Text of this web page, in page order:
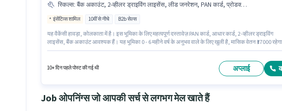
स्किल्स: बैंक अकाउंट, 2-व्हीलर ड्राइविंग लाइसेंस, लीड जनरेशन, PAN कार्ड, प्रोडक्ट डेमो, एरिया नॉलेज, आधार कार्ड
इंसेंटिव्स शामिल 10वीं से नीचे B2b सेल्स
यह वैकेंसी हावड़ा, कोलकाता में है। इस भूमिका के लिए महत्वपूर्ण दस्तावेज़ PAN कार्ड, आधार कार्ड, 2-व्हीलर ड्राइविंग
लाइसेंस, बैंक अकाउंट आवश्यक हैं। यह भूमिका 0 - 6 महीने वर्ष के अनुभव वाले के लिए खुली है, मासिक वेतन ₹37000
10+ दिन पहले पोस्ट की गई थी अप्लाई
Job ओपनिंग्स जो आपकी सर्च से लगभग मेल खाते हैं